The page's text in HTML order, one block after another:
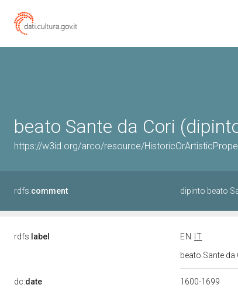
beato Sante da Cori
https://w3id.org/arco/resource/
rdfs:comment dipinto beato
rdfs: label EN
IT
beato Sante da
dc:date 1600-1699